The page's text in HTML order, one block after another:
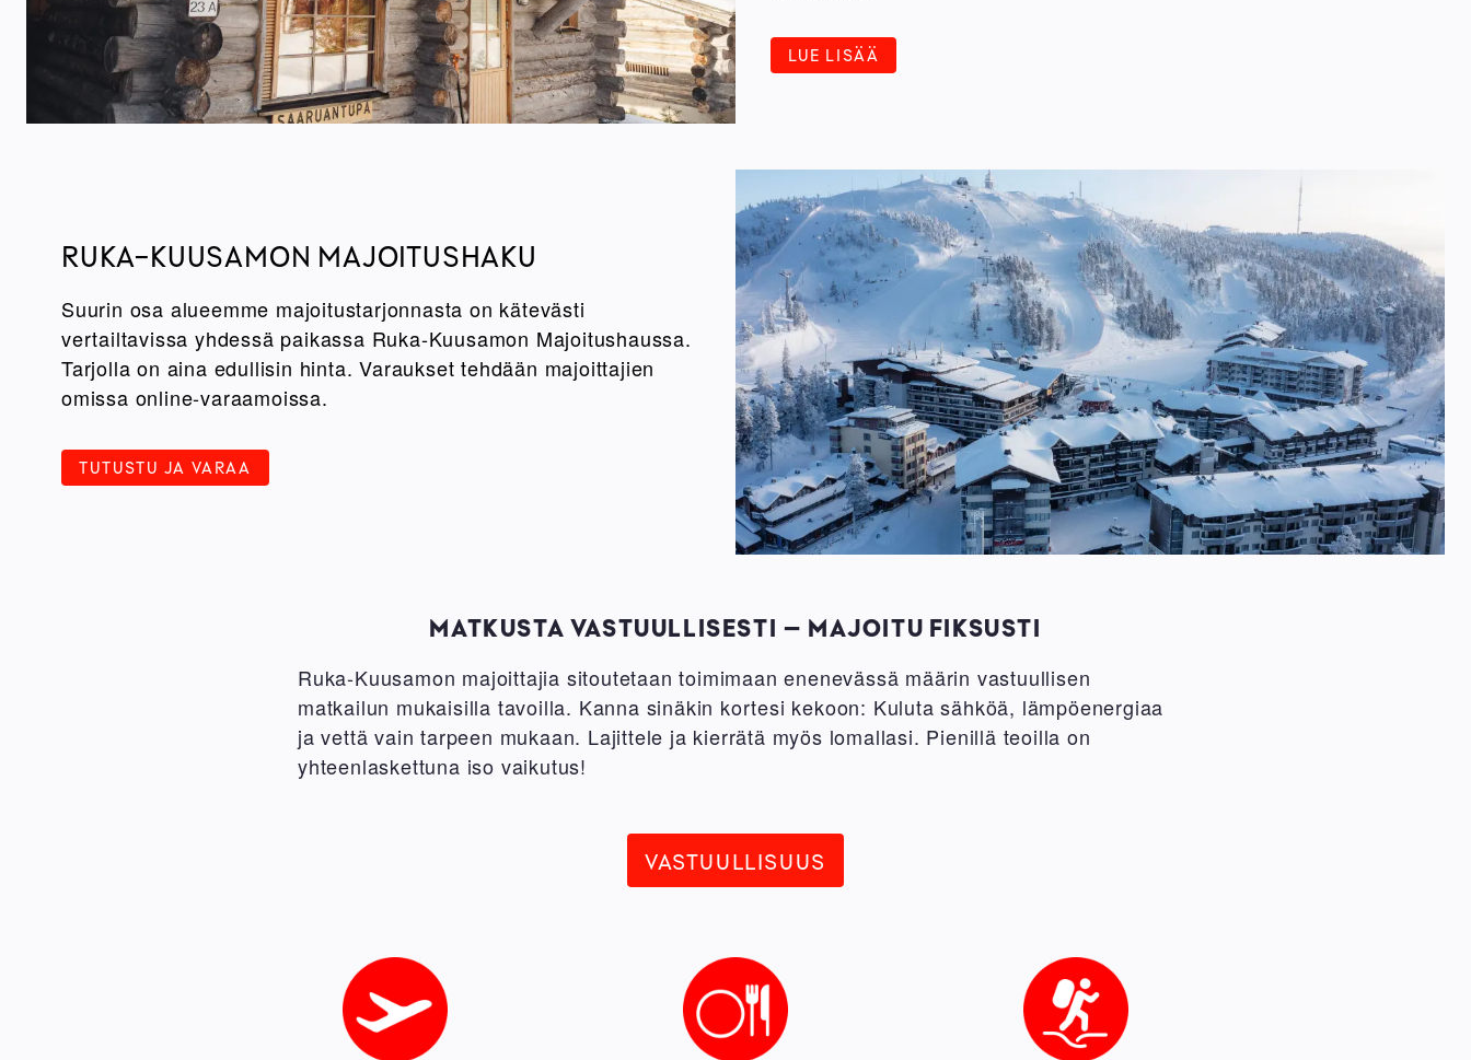
LUE LISÄÄ
RUKA-KUUSAMON MAJOITUSHAKU
Suurin osa alueemme majoitustarjonnasta on kätevästi
vertailtavissa yhdessä paikassa Ruka-Kuusamon Majoitushaussa.
Tarjolla on aina edullisin hinta. Varaukset tehdään majoittajien
omissa online-varaamoissa.
TUTUSTU JA VARAA
MATKUSTA VASTUULLISESTI – MAJOITU FIKSUSTI
Ruka-Kuusamon majoittajia sitoutetaan toimimaan enenevässä määrin vastuullisen
matkailun mukaisilla tavoilla. Kanna sinäkin kortesi kekoon: Kuluta sähköä, lämpöenergiaa
ja vettä vain tarpeen mukaan. Lajittele ja kierrätä myös lomallasi. Pienillä teoilla on
yhteenlaskettuna iso vaikutus!
VASTUULLISUUS
Image Image Image